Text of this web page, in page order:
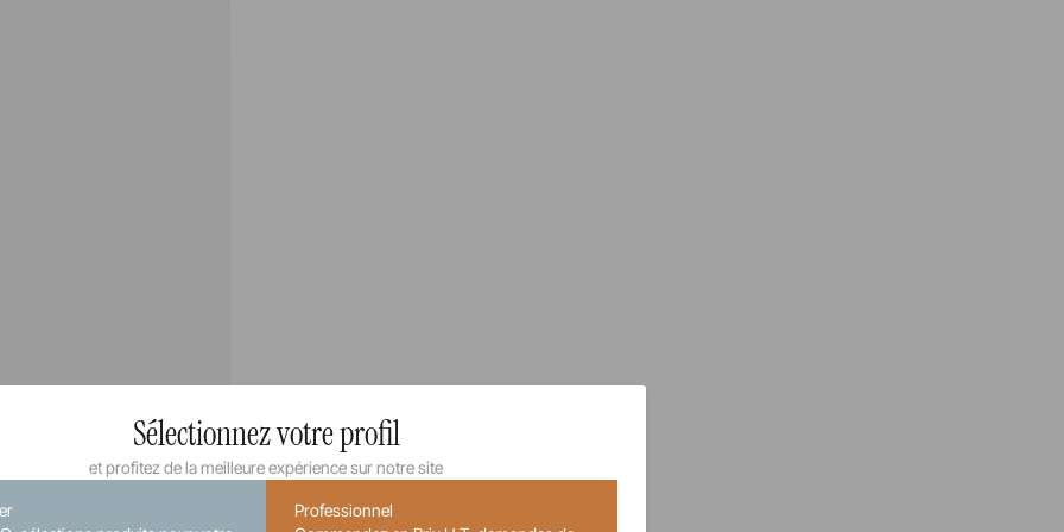
Sélectionnez votre profil
et profitez de la meilleure expérience sur notre site
Professionnel